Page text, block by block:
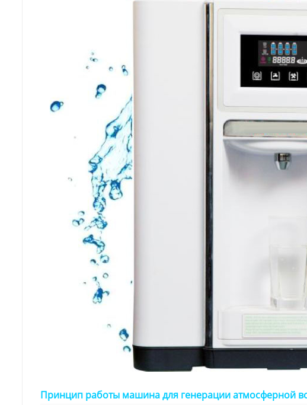
Принцип работымашина для генерации атмосферной